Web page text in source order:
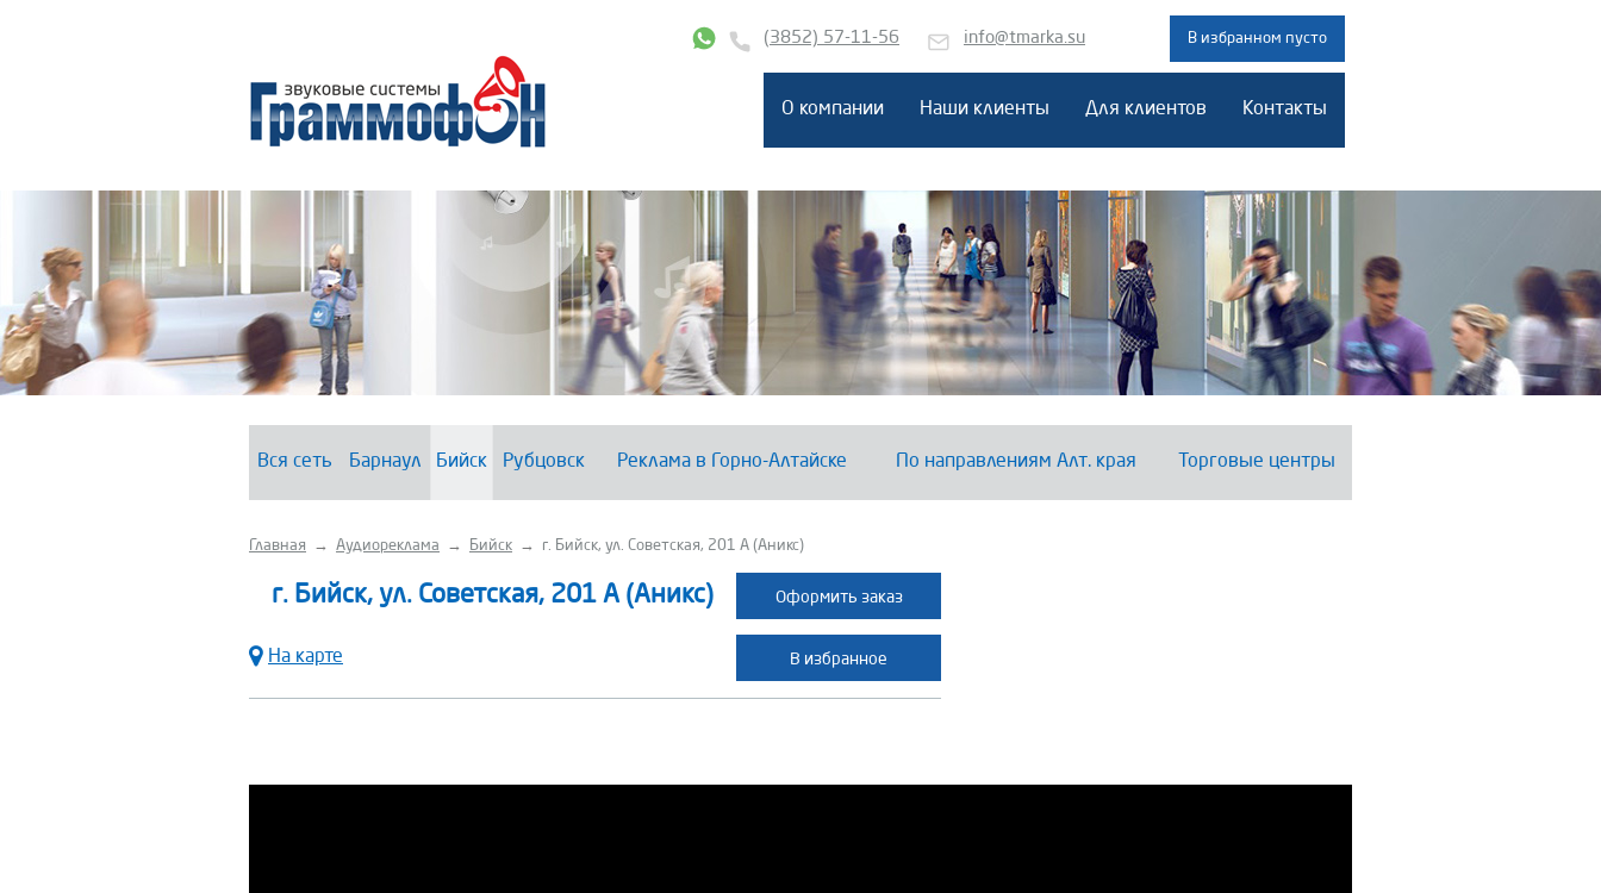
В избранном пусто
(3852) 57-11-56 info@tmarka.su
О компании Наши клиенты Для клиентов Контакты
Вся сеть Барнаул Бийск Рубцовск Реклама в Горно-Алтайске По направлениям Алт. края Торговые центры
Главная → Аудиореклама → Бийск → г. Бийск, ул. Советская, 201 А (Аникс)
г. Бийск, ул. Советская, 201 А (Аникс)
На карте
Оформить заказ
В избранное